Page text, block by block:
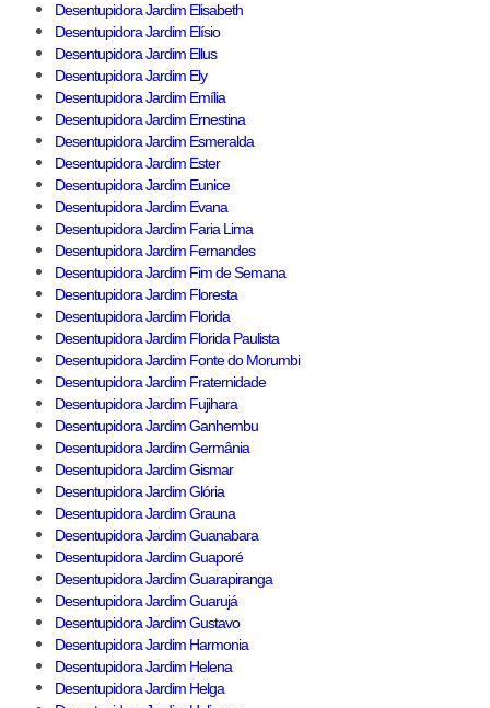
Desentupidora Jardim Elisabeth
Desentupidora Jardim Elísio
Desentupidora Jardim Ellus
Desentupidora Jardim Ely
Desentupidora Jardim Emília
Desentupidora Jardim Ernestina
Desentupidora Jardim Esmeralda
Desentupidora Jardim Ester
Desentupidora Jardim Eunice
Desentupidora Jardim Evana
Desentupidora Jardim Faria Lima
Desentupidora Jardim Fernandes
Desentupidora Jardim Fim de Semana
Desentupidora Jardim Floresta
Desentupidora Jardim Florida
Desentupidora Jardim Florida Paulista
Desentupidora Jardim Fonte do Morumbi
Desentupidora Jardim Fraternidade
Desentupidora Jardim Fujihara
Desentupidora Jardim Ganhembu
Desentupidora Jardim Germânia
Desentupidora Jardim Gismar
Desentupidora Jardim Glória
Desentupidora Jardim Grauna
Desentupidora Jardim Guanabara
Desentupidora Jardim Guaporé
Desentupidora Jardim Guarapiranga
Desentupidora Jardim Guarujá
Desentupidora Jardim Gustavo
Desentupidora Jardim Harmonia
Desentupidora Jardim Helena
Desentupidora Jardim Helga